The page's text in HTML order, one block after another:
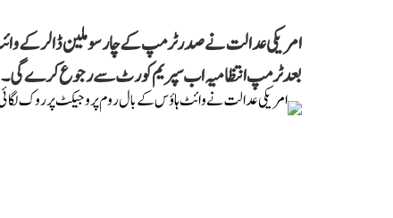
بعد ٹرمپ انتظامیہ اب سپریم کورٹ سے رجوع کرے گی۔